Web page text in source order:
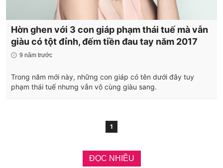
Hờn ghen với 3 con giáp phạm thái tuế mà vẫn
giàu có tột đỉnh, đếm tiền đau tay năm 2017
9 năm trước
Trong năm mới này, những con giáp có tên dưới đây tuy
phạm thái tuế nhưng vẫn vô cùng giàu sang.
1
ĐỌC NHIỀU